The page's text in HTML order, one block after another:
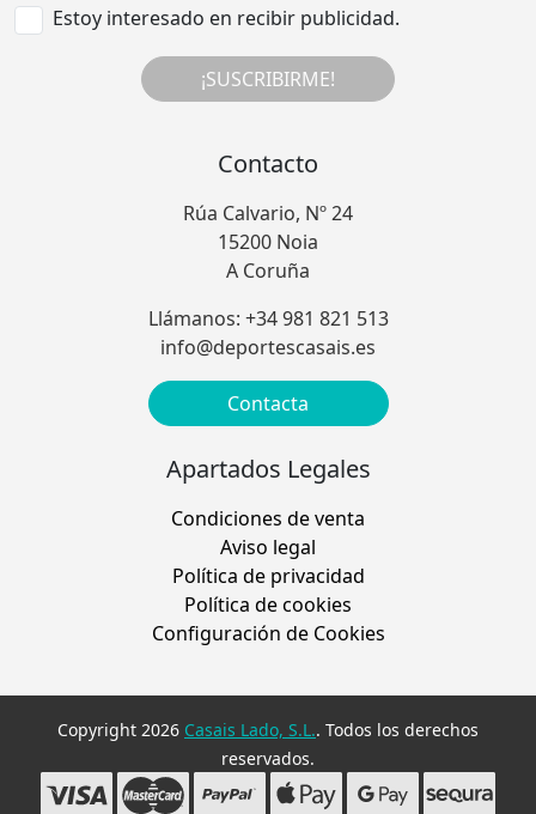
Estoy interesado en recibir publicidad.
¡SUSCRIBIRME!
Contacto
Rúa Calvario, Nº 24
15200 Noia
A Coruña
Llámanos: +34 981 821 513
info@deportescasais.es
Contacta
Apartados Legales
Condiciones de venta
Aviso legal
Política de privacidad
Política de cookies
Configuración de Cookies
Copyright 2026 Casais Lado, S.L.. Todos los derechos
reservados.